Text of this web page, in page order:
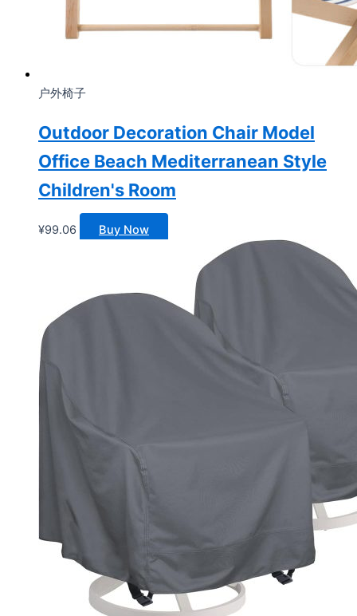
户外椅子
Outdoor Decoration Chair Model
Office Beach Mediterranean Style
Children's Room
¥99.06 Buy Now